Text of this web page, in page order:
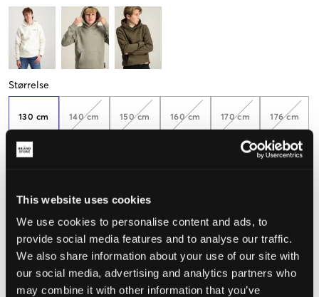
This website uses cookies
We use cookies to personalise content and ads, to
provide social media features and to analyse our traffic.
We also share information about your use of our site with
our social media, advertising and analytics partners who
may combine it with other information that you’ve
Størrelse
130 cm
Kun
igjen
140 cm 150 cm 160 cm 170 cm 176 cm
Liten Riktig
STØRRELSESTABELL
VELG EN STØRRELSE